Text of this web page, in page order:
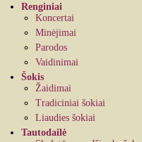
Renginiai
Koncertai
Minėjimai
Parodos
Vaidinimai
Šokis
Žaidimai
Tradiciniai šokiai
Liaudies šokiai
Tautodailė